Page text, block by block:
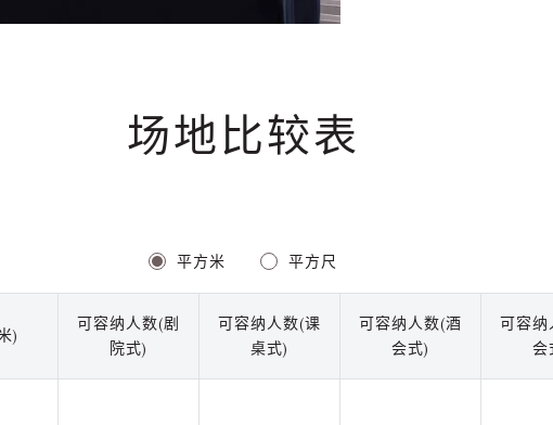
场地比较表
平方米 平方尺
)
可容纳人数(剧
院式)
可容纳人数(课
桌式)
可容纳人数(酒
会式)
可容纳
会